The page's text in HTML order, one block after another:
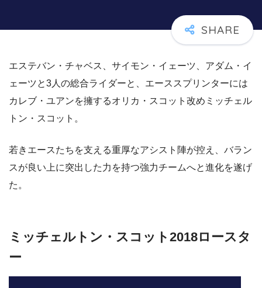
エステバン・チャベス、サイモン・イェーツ、アダム・イ
ェーツと3人の総合ライダーと、エーススプリンターには
カレブ・ユアンを擁するオリカ・スコット改めミッチェル
トン・スコット。
若きエースたちを支える重厚なアシスト陣が控え、バラン
スが良い上に突出した力を持つ強力チームへと進化を遂げ
た。
ミッチェルトン・スコット2018ロースタ
ー